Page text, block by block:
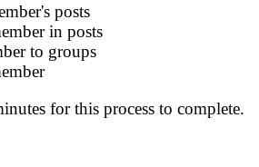
posts
in posts
to groups
for this process to complete.